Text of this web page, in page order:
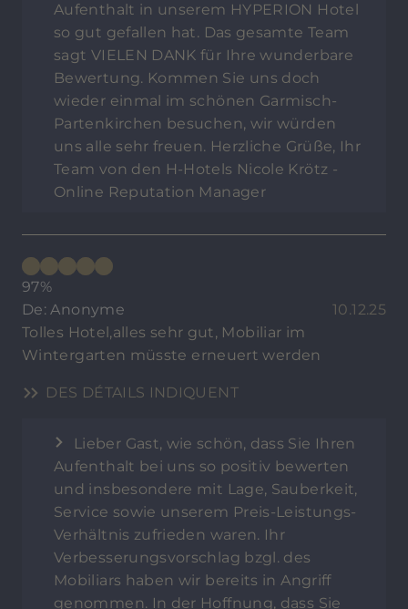
Aufenthalt in unserem HYPERION Hotel
so gut gefallen hat. Das gesamte Team
sagt VIELEN DANK für Ihre wunderbare
Bewertung. Kommen Sie uns doch
wieder einmal im schönen Garmisch-
Partenkirchen besuchen, wir würden
uns alle sehr freuen. Herzliche Grüße, Ihr
Team von den H-Hotels Nicole Krötz -
Online Reputation Manager
97%
De: Anonyme
10.12.25
Tolles Hotel,alles sehr gut, Mobiliar im
Wintergarten müsste erneuert werden
DES DÉTAILS INDIQUENT
Lieber Gast, wie schön, dass Sie Ihren
Aufenthalt bei uns so positiv bewerten
und insbesondere mit Lage, Sauberkeit,
Service sowie unserem Preis-Leistungs-
Verhältnis zufrieden waren. Ihr
Verbesserungsvorschlag bzgl. des
Mobiliars haben wir bereits in Angriff
genommen. In der Hoffnung, dass Sie